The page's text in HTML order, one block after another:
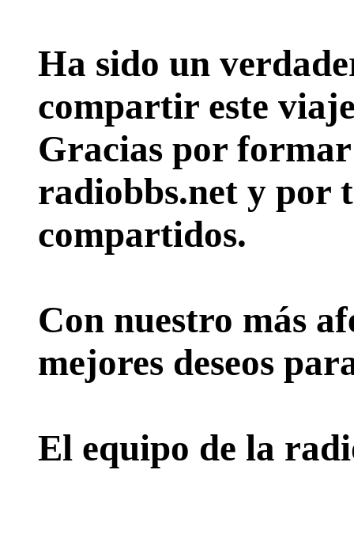
Ha sido un
compartir este
Gracias por
radiobbs.net y por
compartidos.
Con nuestro más
mejores deseos
El equipo de la